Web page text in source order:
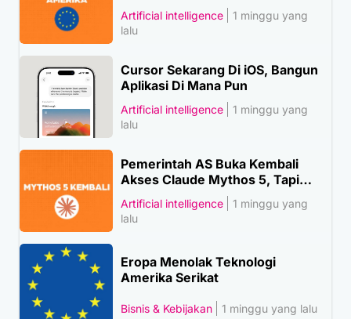
Artificial intelligence
1 minggu yang
lalu
Cursor Sekarang Di iOS, Bangun
Aplikasi Di Mana Pun
Artificial intelligence
1 minggu yang
lalu
Pemerintah AS Buka Kembali
Akses Claude Mythos 5, Tapi…
Artificial intelligence
1 minggu yang
lalu
Eropa Menolak Teknologi
Amerika Serikat
Bisnis & Kebijakan 1 minggu yang lalu